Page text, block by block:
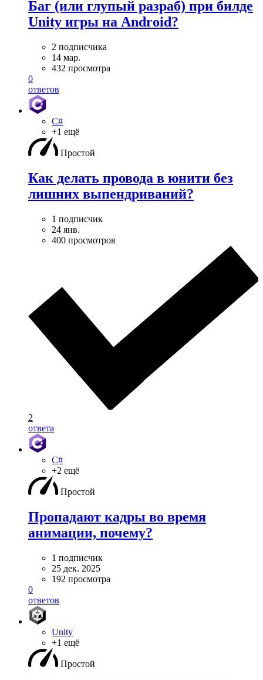
Баг (или глупый разраб) при билде
Unity игры на Android?
2 подписчика
14 мар.
432 просмотра
0
ответов
C#
+1 ещё
Простой
Как делать провода в юнити без
лишних выпендриваний?
1 подписчик
24 янв.
400 просмотров
2
ответа
C#
+2 ещё
Простой
Пропадают кадры во время
анимации, почему?
1 подписчик
25 дек. 2025
192 просмотра
0
ответов
Unity
+1 ещё
Простой